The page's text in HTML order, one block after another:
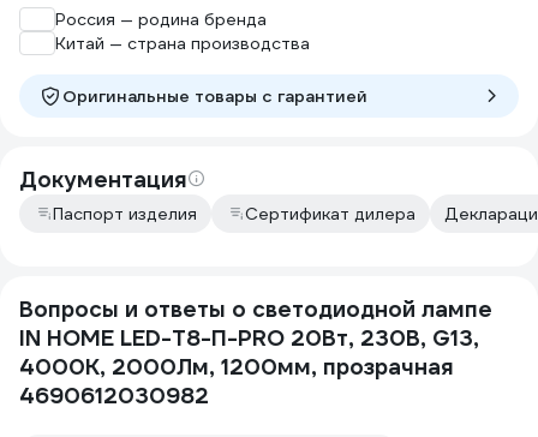
Россия — родина бренда
Китай — страна производства
Оригинальные товары c гарантией
Документация
Паспорт изделия Сертификат дилера
Вопросы и ответы о светодиодной лампе
IN HOME LED-T8-П-PRO 20Вт, 230В, G13,
4000К, 2000Лм, 1200мм, прозрачная
4690612030982